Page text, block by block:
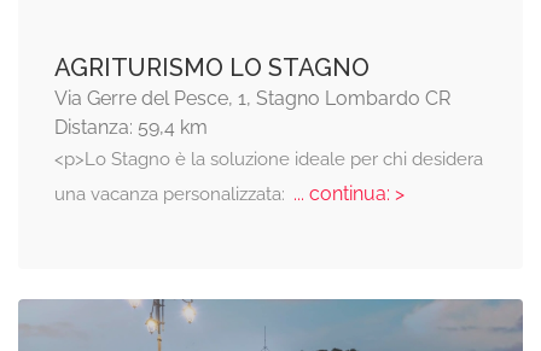
AGRITURISMO LO STAGNO
Via Gerre del Pesce, 1, Stagno Lombardo CR
Distanza: 59,4 km
<p>Lo Stagno è la soluzione ideale per chi desidera
una vacanza personalizzata: ... continua: >